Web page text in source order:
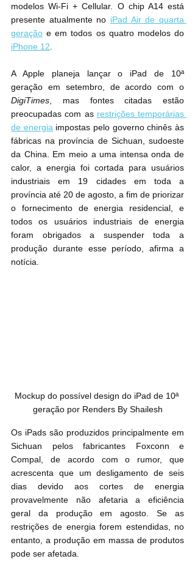
modelos Wi-Fi + Cellular. O chip A14 está
presente atualmente no iPad Air de quarta
geração
iPhone 12
A Apple planeja lançar o iPad de 10ª
DigiTimes , mas fontes citadas estão
preocupadas com as restrições temporárias
de energia impostas pelo governo chinês às
fábricas na província de Sichuan, sudoeste
da China. Em meio a uma intensa onda de
calor, a energia foi cortada para usuários
industriais em 19 cidades em toda a
província até 20 de agosto, a fim de priorizar
o fornecimento de energia residencial, e
todos os usuários industriais de energia
foram obrigados a suspender toda a
produção durante esse período, afirma a
notícia.
Mockup do possível design do iPad de 10ª
geração por Renders By Shailesh
Os iPads são produzidos principalmente em
Sichuan pelos fabricantes Foxconn e
Compal, de acordo com o rumor, que
acrescenta que um desligamento de seis
dias devido aos cortes de energia
provavelmente não afetaria a eficiência
geral da produção em agosto. Se as
restrições de energia forem estendidas, no
entanto, a produção em massa de produtos
pode ser afetada.